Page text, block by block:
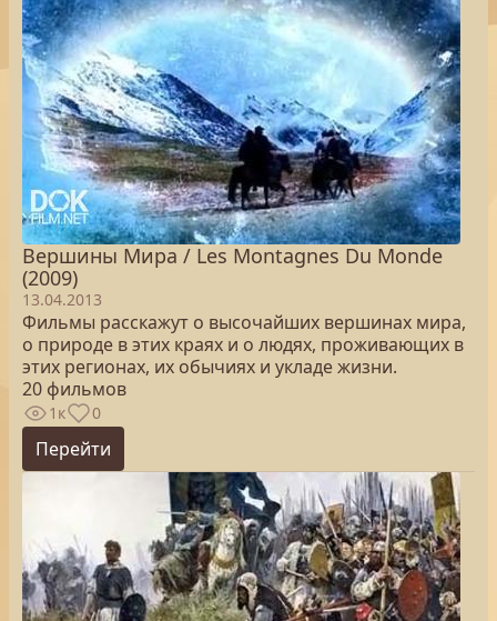
Вершины Мира / Les Montagnes Du Monde
(2009)
13.04.2013
Фильмы расскажут о высочайших вершинах мира,
о природе в этих краях и о людях, проживающих в
этих регионах, их обычиях и укладе жизни.
20 фильмов
1к 0
Перейти